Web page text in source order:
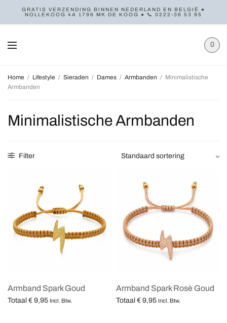
GRATIS VERZENDING BINNEN NEDERLAND EN BELGIË ●
NOLLEKOOG 4A 1796 MK DE KOOG ● 📞 0222-36 53 95
0
Home / Lifestyle / Sieraden / Dames / Armbanden / Minimalistische
Armbanden
Minimalistische Armbanden
Filter
Armband Spark Goud
Totaal € 9,95 Incl. Btw.
Armband Spark Rosè Goud
Totaal € 9,95 Incl. Btw.